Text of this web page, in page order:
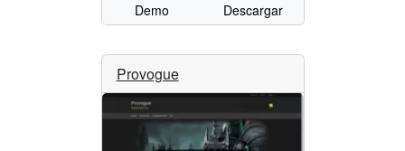
Demo Descargar
Provogue